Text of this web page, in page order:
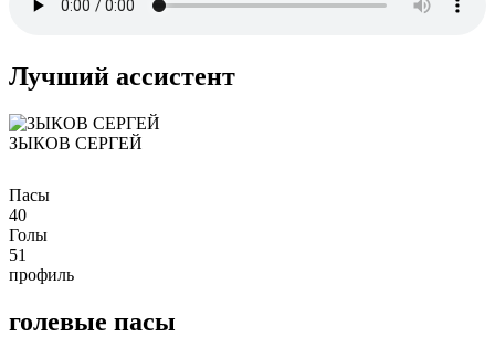
Лучший ассистент
ЗЫКОВ СЕРГЕЙ
Пасы
40
Голы
51
профиль
голевые пасы